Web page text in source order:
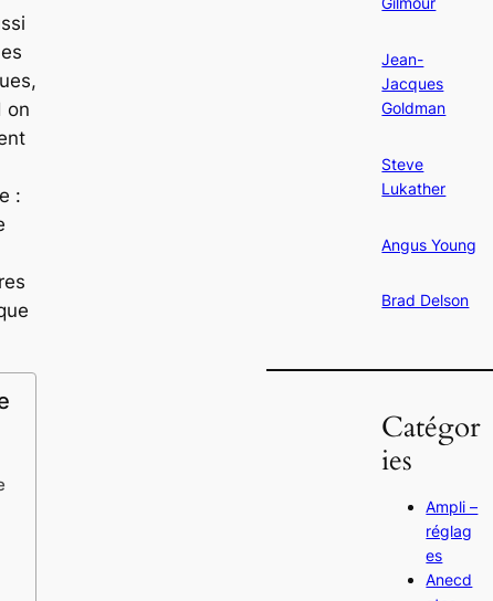
on
:
Jean-
Jacques
Goldman
Steve
Lukather
Angus Young
Brad Delson
Catégor
ies
Ampli –
réglag
es
Anecd